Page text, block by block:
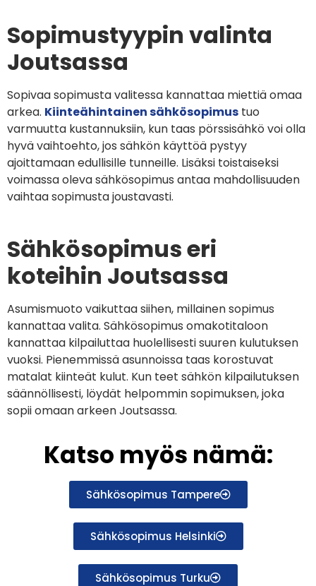
Sopimustyypin valinta
Joutsassa
Sopivaa sopimusta valitessa kannattaa miettiä omaa
arkea. Kiinteähintainen sähkösopimus tuo
varmuutta kustannuksiin, kun taas pörssisähkö voi olla
hyvä vaihtoehto, jos sähkön käyttöä pystyy
ajoittamaan edullisille tunneille. Lisäksi toistaiseksi
voimassa oleva sähkösopimus antaa mahdollisuuden
vaihtaa sopimusta joustavasti.
Sähkösopimus eri
koteihin Joutsassa
Asumismuoto vaikuttaa siihen, millainen sopimus
kannattaa valita. Sähkösopimus omakotitaloon
kannattaa kilpailuttaa huolellisesti suuren kulutuksen
vuoksi. Pienemmissä asunnoissa taas korostuvat
matalat kiinteät kulut. Kun teet sähkön kilpailutuksen
säännöllisesti, löydät helpommin sopimuksen, joka
sopii omaan arkeen Joutsassa.
Katso myös nämä:
Sähkösopimus Tampere
Sähkösopimus Helsinki
Sähkösopimus Turku